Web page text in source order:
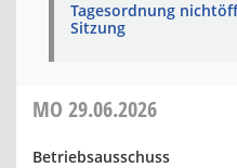
Tagesordnung
Sitzung
MO 29.06.2026
Betriebsausschuss